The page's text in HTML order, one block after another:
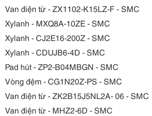
Van điện từ - ZX1102-K15LZ-F - SMC
Xylanh - MXQ8A-10ZE - SMC
Xylanh - CJ2E16-200Z - SMC
Xylanh - CDUJB6-4D - SMC
Pad hút - ZP2-B04MBGN - SMC
Vòng đệm - CG1N20Z-PS - SMC
Van điện từ - ZK2B15J5NL2A- 06 - SMC
Van điện từ - MHZ2-6D - SMC